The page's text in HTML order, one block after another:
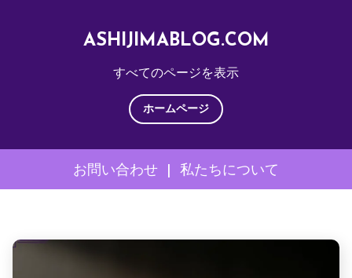
すべてのページを表示
ASHIJIMABLOG.COM
ホームページ
お問い合わせ | 私たちについて